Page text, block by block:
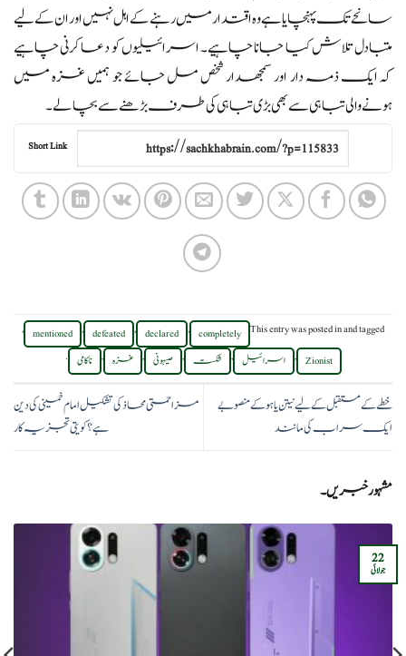
سانحے تک پہنچایا ہے وہ اقتدار میں رہنے کے اہل نہیں اور ان کے لیے
متبادل تلاش کیا جانا چاہیے۔ اسرائیلیوں کو دعا کرنی چاہیے
کہ ایک ذمہ دار اور سمجھدار شخص مل جائے جو ہمیں غزہ میں
ہونے والی تباہی سے بھی بڑی تباہی کی طرف بڑھنے سے بچا لے۔
Short Link
This entry was posted inand tagged
completely
,
declared
,
defeated
,
mentioned
,
Zionist
, اسرائیل , شکست , صیہونی , غزہ , ناکامی .
خطے کے مستقبل کے لیے نیتن یاہو کے منصوبے
ایک سراب کی مانند
مزاحمتی محاذ کی تشکیل امام خمینی کی دین
ہے؟کویتی تجزیہ کار
مشہور خبریں۔
22
جولائی